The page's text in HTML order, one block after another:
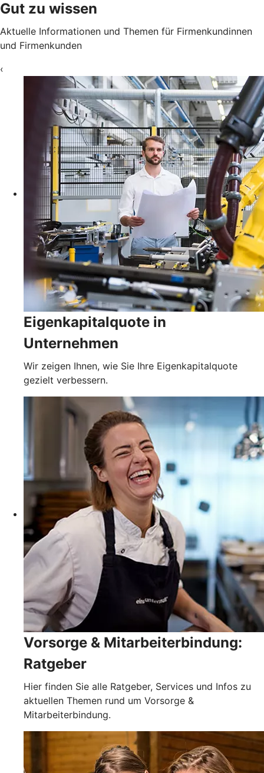
Gut zu wissen
Aktuelle Informationen und Themen für Firmenkundinnen
und Firmenkunden
‹
Eigenkapitalquote in
Unternehmen
Wir zeigen Ihnen, wie Sie Ihre Eigenkapitalquote
gezielt verbessern.
Vorsorge & Mitarbeiterbindung:
Ratgeber
Hier finden Sie alle Ratgeber, Services und Infos zu
aktuellen Themen rund um Vorsorge &
Mitarbeiterbindung.